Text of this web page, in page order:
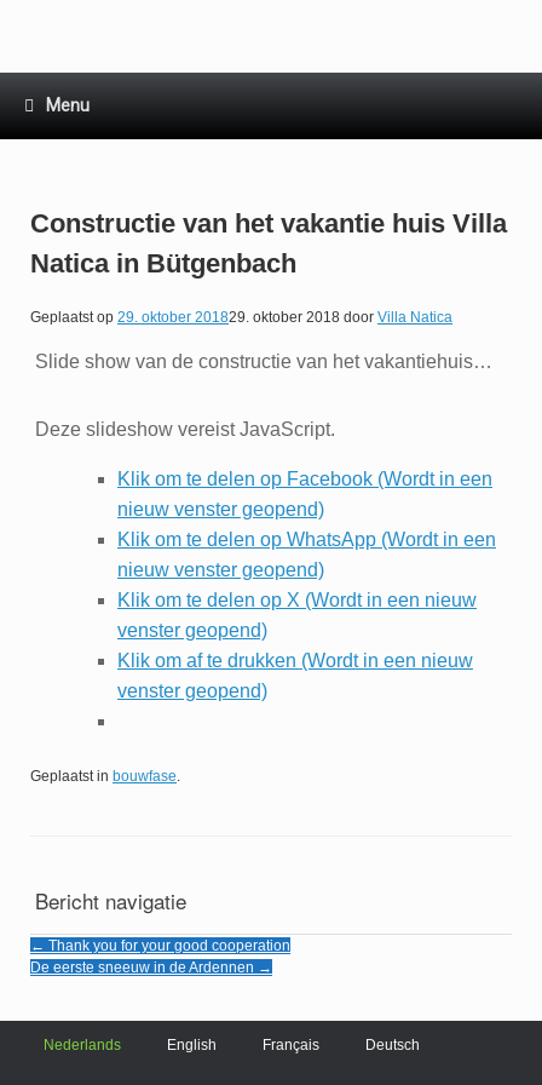
inhoud
Menu
Constructie van het vakantie huis Villa
Natica in Bütgenbach
Geplaatst op 29. oktober 201829. oktober 2018 door Villa Natica
Slide show van de constructie van het vakantiehuis…
Deze slideshow vereist JavaScript.
Klik om te delen op Facebook (Wordt in een
nieuw venster geopend)
Klik om te delen op WhatsApp (Wordt in een
nieuw venster geopend)
Klik om te delen op X (Wordt in een nieuw
venster geopend)
Klik om af te drukken (Wordt in een nieuw
venster geopend)
Geplaatst in bouwfase
Bericht navigatie
← Thank you for your good cooperation
De eerste sneeuw in de Ardennen →
Nederlands English Français Deutsch